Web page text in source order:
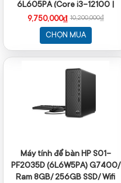
6L605PA (Core i3-12100 |
8GB | 256GB | Intel UHD | Win
11 | Đen)
9,750,000₫ 10,200,000₫
CHỌN MUA
Máy tính để bàn HP S01-
PF2035D (6L6W5PA) G7400/
Ram 8GB/ 256GB SSD/ Wifi